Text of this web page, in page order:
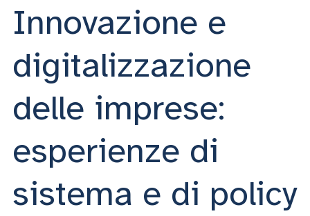
Innovazione e
digitalizzazione
delle imprese:
esperienze di
sistema e di policy